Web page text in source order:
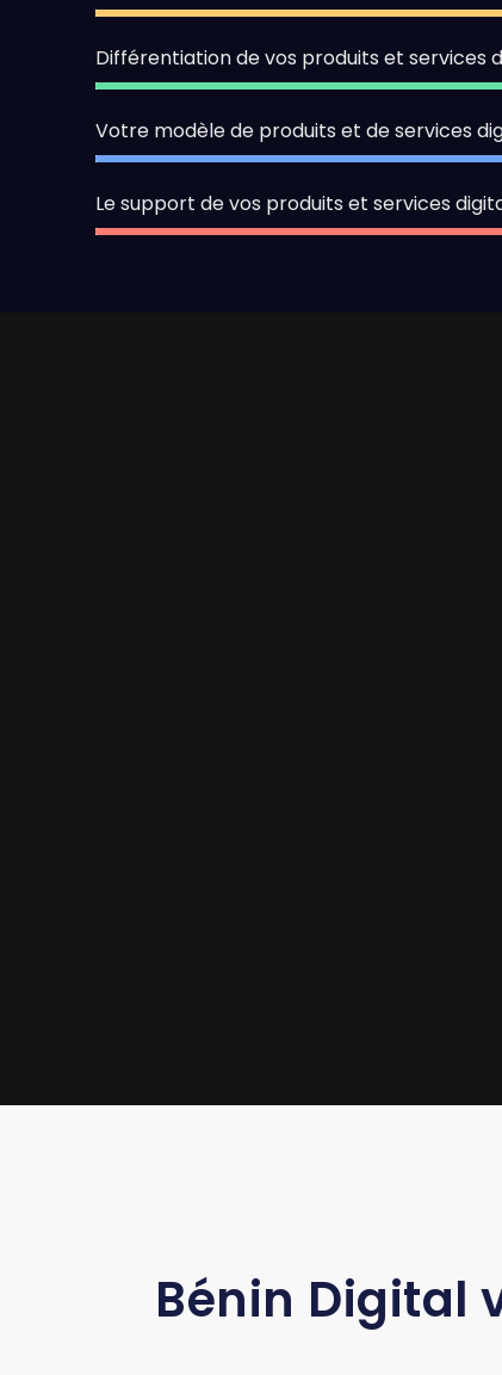
Différentiation de vos produits et services
Votre modèle de produits et de services
Le support de vos produits et services
Bénin Digital